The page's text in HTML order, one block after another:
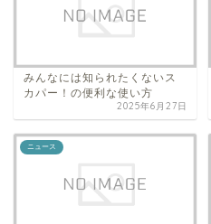
みんなには知られたくないス
カパー！の便利な使い方
2025年6月27日
ニュース